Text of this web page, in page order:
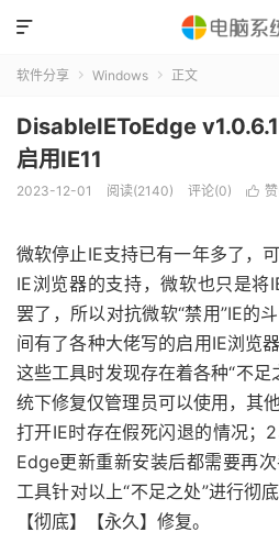

软件分享  Windows  正文
DisableIEToEdge
启用IE11
2023-12-01 阅读(2140) 评论(0) 
微软停止IE支持已有一年多了，
IE浏览器的支持，微软也只是
罢了，所以对抗微软“禁用”IE的
间有了各种大佬写的启用IE浏览
这些工具时发现存在着各种“不足
统下修复仅管理员可以使用，其
打开IE时存在假死闪退的情况；
Edge更新重新安装后都需要再
工具针对以上“不足之处”进行彻
【彻底】【永久】修复。